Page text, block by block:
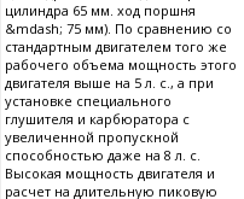
цилиндра 65 мм. ход поршня
&mdash; 75 мм). По сравнению со
стандартным двигателем того же
рабочего объема мощность этого
двигателя выше на 5 л. с., а при
установке специального
глушителя и карбюратора с
увеличенной пропускной
способностью даже на 8 л. с.
Высокая мощность двигателя и
расчет на длительную пиковую